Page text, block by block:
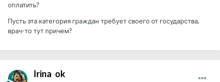
оплатить?
Пусть эта категория граждан требует своего от государства,
врач-то тут причем?
Irina_ok